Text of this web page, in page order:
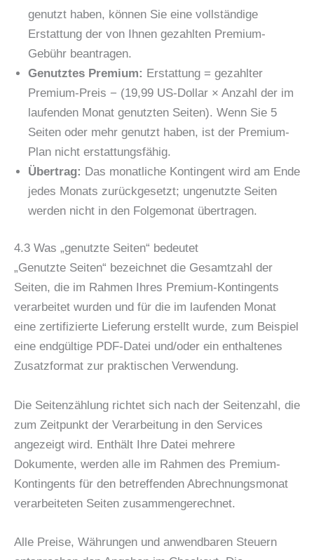
genutzt haben, können Sie eine vollständige
Erstattung der von Ihnen gezahlten Premium-
Gebühr beantragen.
Genutztes Premium: Erstattung = gezahlter
Premium-Preis − (19,99 US-Dollar × Anzahl der im
laufenden Monat genutzten Seiten). Wenn Sie 5
Seiten oder mehr genutzt haben, ist der Premium-
Plan nicht erstattungsfähig.
Übertrag: Das monatliche Kontingent wird am Ende
jedes Monats zurückgesetzt; ungenutzte Seiten
werden nicht in den Folgemonat übertragen.
4.3 Was „genutzte Seiten“ bedeutet
„Genutzte Seiten“ bezeichnet die Gesamtzahl der
Seiten, die im Rahmen Ihres Premium-Kontingents
verarbeitet wurden und für die im laufenden Monat
eine zertifizierte Lieferung erstellt wurde, zum Beispiel
eine endgültige PDF-Datei und/oder ein enthaltenes
Zusatzformat zur praktischen Verwendung.
Die Seitenzählung richtet sich nach der Seitenzahl, die
zum Zeitpunkt der Verarbeitung in den Services
angezeigt wird. Enthält Ihre Datei mehrere
Dokumente, werden alle im Rahmen des Premium-
Kontingents für den betreffenden Abrechnungsmonat
verarbeiteten Seiten zusammengerechnet.
Alle Preise, Währungen und anwendbaren Steuern